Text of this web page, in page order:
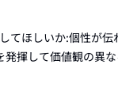
てほしいか:個性が
揮して価値観の異